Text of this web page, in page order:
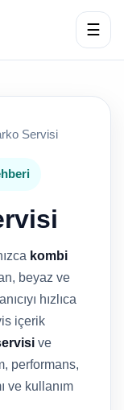
☰
Servisi
kombi
beyaz ve
hızlıca
içerik
ve
performans,
ve kullanım